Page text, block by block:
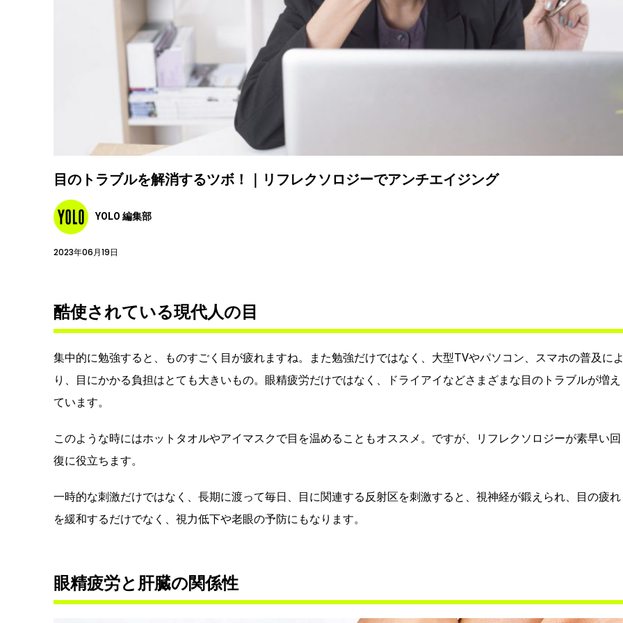
目のトラブルを解消するツボ！｜リフレクソロジーでアンチエイジング
YOLO 編集部
2023年06月19日
酷使されている現代人の目
集中的に勉強すると、ものすごく目が疲れますね。また勉強だけではなく、大型TVやパソコン、スマホの普及に
り、目にかかる負担はとても大きいもの。眼精疲労だけではなく、ドライアイなどさまざまな目のトラブルが増え
ています。
このような時にはホットタオルやアイマスクで目を温めることもオススメ。ですが、リフレクソロジーが素早い回
復に役立ちます。
一時的な刺激だけではなく、長期に渡って毎日、目に関連する反射区を刺激すると、視神経が鍛えられ、目の疲れ
を緩和するだけでなく、視力低下や老眼の予防にもなります。
眼精疲労と肝臓の関係性